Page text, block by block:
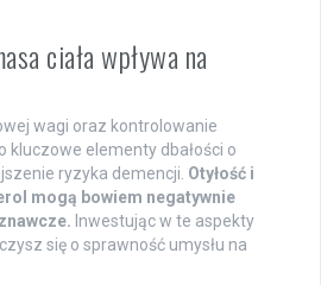
ciała wpływa na
wagi oraz kontrolowanie
kluczowe elementy dbałości o
ryzyka demencji. Otyłość i
mogą bowiem negatywnie
Inwestując w te aspekty
się o sprawność umysłu na